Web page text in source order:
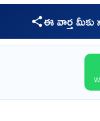
ఈ వార్త మీకు